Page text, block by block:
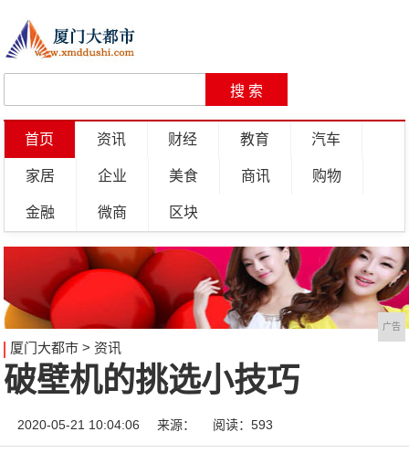
首页 资讯 财经 教育 汽车
家居 企业 美食 商讯 购物
金融 微商 区块
广告
厦门大都市> 资讯
破壁机的挑选小技巧
2020-05-21 10:04:06 来源： 阅读：593